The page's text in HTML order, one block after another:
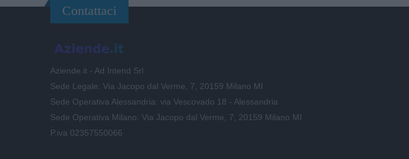
Contattaci
Aziende.it - Ad Intend Srl
Sede Legale: Via Jacopo dal Verme, 7, 20159 Milano MI
Sede Operativa Alessandria: via Vescovado 18 - Alessandria
Sede Operativa Milano: Via Jacopo dal Verme, 7, 20159 Milano MI
P.iva 02357550066